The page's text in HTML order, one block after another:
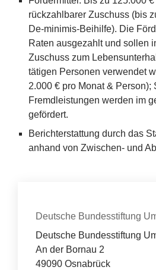
rückzahlbarer Zuschuss (bis
De-minimis-Beihilfe). Die
Raten ausgezahlt und sollen
Zuschuss zum
tätigen Personen verwendet
2.000€ pro Monat&Person);
Fremdleistungen werden im
gefördert.
Berichterstattung durch das
anhand von Zwischen- und
Kontakt
Organisation
Deutsche Bundesstiftung
Deutsche Bundesstiftung
An der Bornau 2
49090 Osnabrück